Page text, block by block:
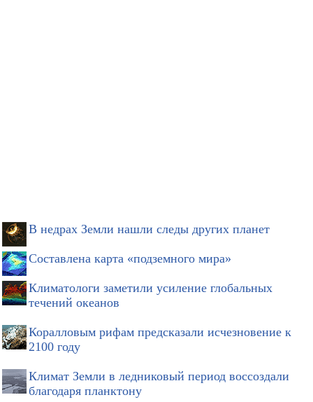
В недрах Земли нашли следы других планет
Составлена карта «подземного мира»
Климатологи заметили усиление глобальных
течений океанов
Коралловым рифам предсказали исчезновение к
2100 году
Климат Земли в ледниковый период воссоздали
благодаря планктону